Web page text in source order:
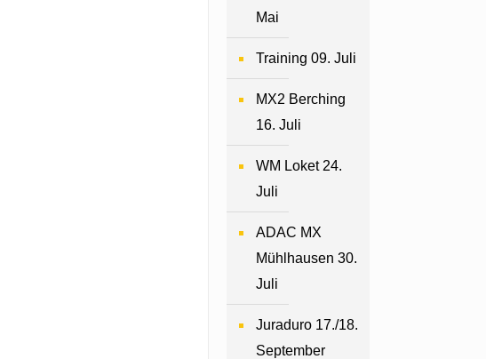
Mai
Training 09. Juli
MX2 Berching
16. Juli
WM Loket 24.
Juli
ADAC MX
Mühlhausen 30.
Juli
Juraduro 17./18.
September